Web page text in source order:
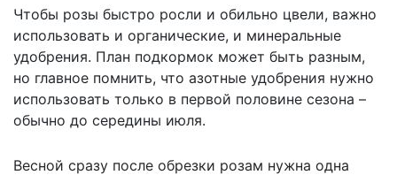
Чтобы розы быстро росли и обильно цвели, важно
использовать и органические, и минеральные
удобрения. План подкормок может быть разным,
но главное помнить, что азотные удобрения нужно
использовать только в первой половине сезона –
обычно до середины июля.
Весной сразу после обрезки розам нужна одна